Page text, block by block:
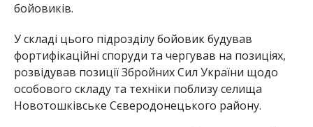
бойовиків.
У складі цього підрозділу бойовик будував
фортифікаційні споруди та чергував на позиціях,
розвідував позиції Збройних Сил України щодо
особового складу та техніки поблизу селища
Новотошківське Сєверодонецького району.